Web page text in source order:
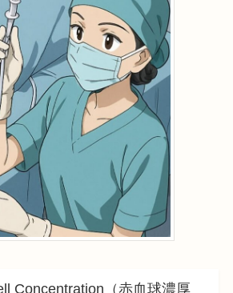
Concentration（赤血球濃厚